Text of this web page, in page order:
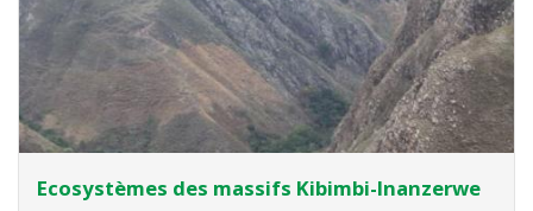
Ecosystèmes des massifs Kibimbi-Inanzerwe